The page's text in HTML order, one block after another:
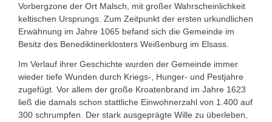
Vorbergzone der Ort Malsch, mit großer Wahrscheinlichkeit
keltischen Ursprungs. Zum Zeitpunkt der ersten urkundlichen
Erwähnung im Jahre 1065 befand sich die Gemeinde im
Besitz des Benediktinerklosters Weißenburg im Elsass.
Im Verlauf ihrer Geschichte wurden der Gemeinde immer
wieder tiefe Wunden durch Kriegs-, Hunger- und Pestjahre
zugefügt. Vor allem der große Kroatenbrand im Jahre 1623
ließ die damals schon stattliche Einwohnerzahl von 1.400 auf
300 schrumpfen. Der stark ausgeprägte Wille zu überleben,